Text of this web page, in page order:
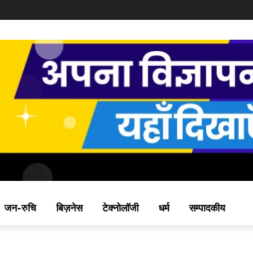
जन-रुचि बिज़नेस टेक्नोलॉजी धर्म सम्पादकीय